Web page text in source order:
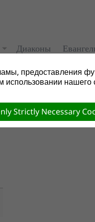
Диаконы
предоставления
нашего
Strictly Necessary